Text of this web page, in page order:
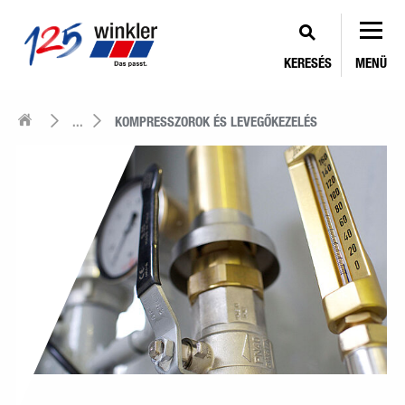
KERESÉS MENÜ
... KOMPRESSZOROK ÉS LEVEGŐKEZELÉS